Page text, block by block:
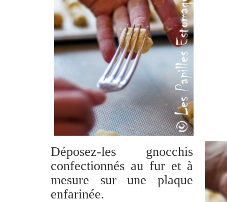
Déposez-les gnocchis
confectionnés au fur et à
mesure sur une plaque
enfarinée.